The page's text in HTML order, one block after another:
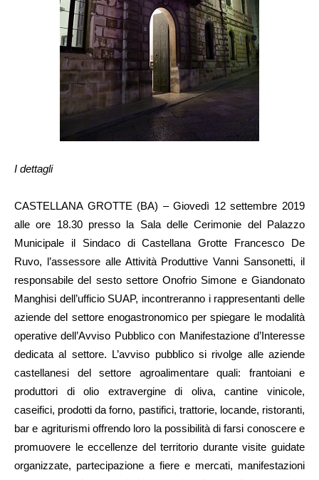
I dettagli
CASTELLANA GROTTE (BA) – Giovedì 12 settembre 2019
alle ore 18.30 presso la Sala delle Cerimonie del Palazzo
Municipale il Sindaco di Castellana Grotte Francesco De
Ruvo, l’assessore alle Attività Produttive Vanni Sansonetti, il
responsabile del sesto settore Onofrio Simone e Giandonato
Manghisi dell’ufficio SUAP, incontreranno i rappresentanti delle
aziende del settore enogastronomico per spiegare le modalità
operative dell’Avviso Pubblico con Manifestazione d’Interesse
dedicata al settore. L’avviso pubblico si rivolge alle aziende
castellanesi del settore agroalimentare quali: frantoiani e
produttori di olio extravergine di oliva, cantine vinicole,
caseifici, prodotti da forno, pastifici, trattorie, locande, ristoranti,
bar e agriturismi offrendo loro la possibilità di farsi conoscere e
promuovere le eccellenze del territorio durante visite guidate
organizzate, partecipazione a fiere e mercati, manifestazioni